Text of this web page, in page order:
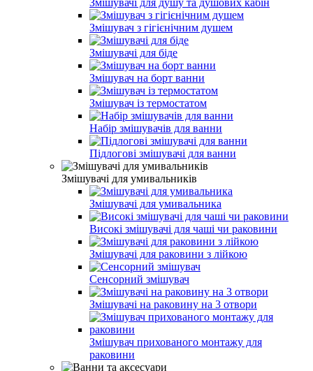
Змішувач з гігієнічним душем
Змішувачі для біде
Змішувач на борт ванни
Змішувач із термостатом
Набір змішувачів для ванни
Підлогові змішувачі для ванни
Змішувачі для умивальників
Змішувачі для умивальника
Високі змішувачі для чаші чи раковини
Змішувачі для раковини з лійкою
Сенсорний змішувач
Змішувачі на раковину на 3 отвори
Змішувач прихованого монтажу для
раковини